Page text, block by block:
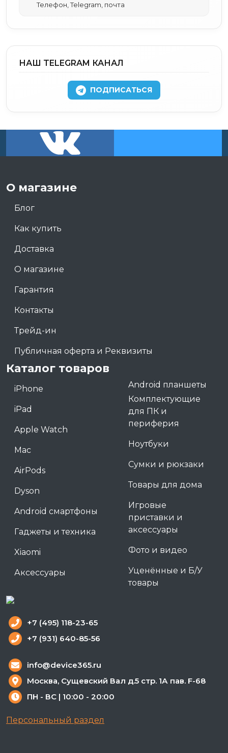
Телефон, Telegram, почта
НАШ TELEGRAM КАНАЛ
ПОДПИСАТЬСЯ
О магазине
Блог
Как купить
Доставка
О магазине
Гарантия
Контакты
Трейд-ин
Публичная оферта и Реквизиты
Каталог товаров
iPhone
iPad
Apple Watch
Mac
AirPods
Dyson
Android смартфоны
Гаджеты и техника
Xiaomi
Аксессуары
Android планшеты
Комплектующие
для ПК и
периферия
Ноутбуки
Сумки и рюкзаки
Товары для дома
Игровые
приставки и
аксессуары
Фото и видео
Уценённые и Б/У
товары
+7 (495) 118-23-65
+7 (931) 640-85-56
info@device365.ru
Москва, Сущевский Вал д.5 стр. 1А пав. F-68
ПН - ВС | 10:00 - 20:00
Персональный раздел